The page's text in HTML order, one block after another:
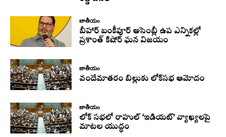
జాతీయం
బీహార్ బంకీపూర్ అసెంబ్లీ ఉప ఎన్నికల్లో
ప్రశాంత్ కిషోర్ ఘన విజయం
జాతీయం
వందేమాతరం బిల్లుకు లోక్‌సభ ఆమోదం
జాతీయం
లోక్ సభలో రాహుల్ ‘ఇడియట్’ వ్యాఖ్యలపై
మాటల యుద్ధం